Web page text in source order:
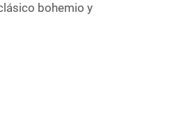
bohemio y